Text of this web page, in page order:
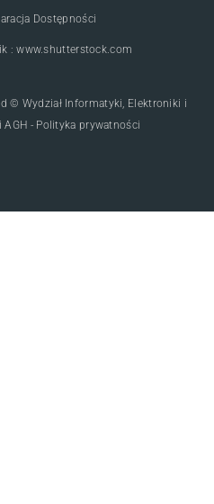
Dostępności
: www.shutterstock.com
© Wydział Informatyki, Elektroniki i
AGH - Polityka prywatności